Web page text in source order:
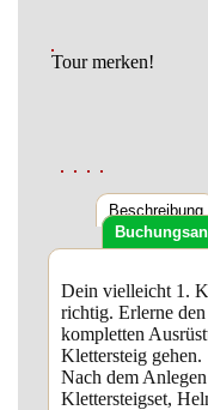
Tour merken!
Beschreibung
Dein vielleicht 1.
richtig. Erlerne
kompletten
Klettersteig gehen.
Nach dem
Klettersteigset,